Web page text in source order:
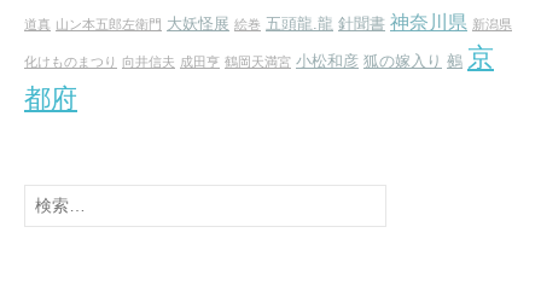
道真 山ン本五郎左衛門 大妖怪展 絵巻 五頭龍.龍 針聞書 神奈川県 新潟県
化けものまつり 向井信夫 成田亨 鶴岡天満宮 小松和彦 狐の嫁入り 鵺 京
都府
検
索: